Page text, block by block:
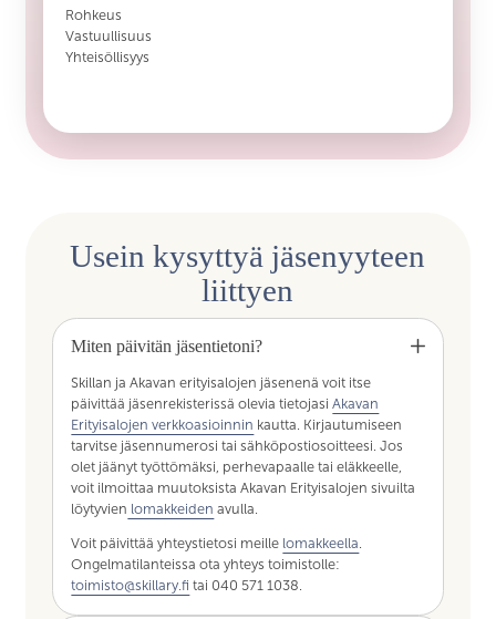
Rohkeus
Vastuullisuus
Yhteisöllisyys
Usein kysyttyä jäsenyyteen
liittyen
Miten päivitän jäsentietoni?
Skillan ja Akavan erityisalojen jäsenenä voit itse
päivittää jäsenrekisterissä olevia tietojasiAkavan
Erityisalojen verkkoasioinnin kautta. Kirjautumiseen
tarvitse jäsennumerosi tai sähköpostiosoitteesi. Jos
olet jäänyt työttömäksi, perhevapaalle tai eläkkeelle,
voit ilmoittaa muutoksista Akavan Erityisalojen sivuilta
löytyvien lomakkeiden avulla.
Voit päivittää yhteystietosi meille lomakkeella.
Ongelmatilanteissa ota yhteys toimistolle:
toimisto@skillary.fi tai 040 571 1038.